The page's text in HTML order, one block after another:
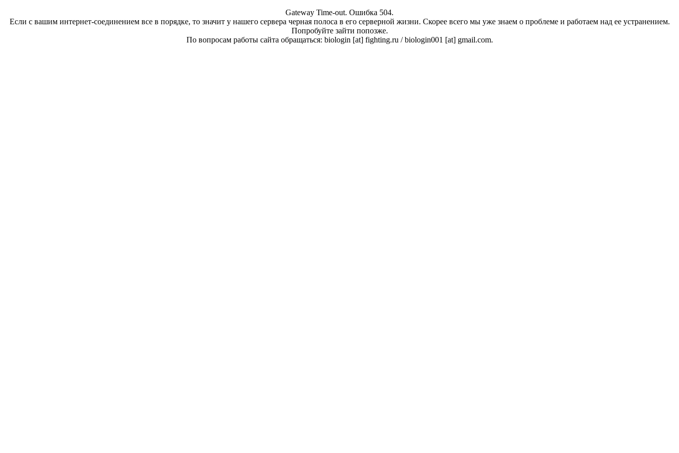
Gateway Time-out. Ошибка 504.
Если с вашим интернет-соединением все в порядке, то значит у нашего сервера черная полоса в его серверной жизни. Скорее всего мы уже знаем о проблеме и работаем над ее устранением.
Попробуйте зайти попозже.
По вопросам работы сайта обращаться: biologin [at] fighting.ru / biologin001 [at] gmail.com.